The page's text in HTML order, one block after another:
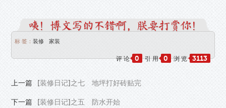
标 签：装修 家装
评 论 0 引 用 0 浏 览 3113
上一篇 [装修日记]之七 地坪打好砖贴完
下一篇 [装修日记]之五 防水开始